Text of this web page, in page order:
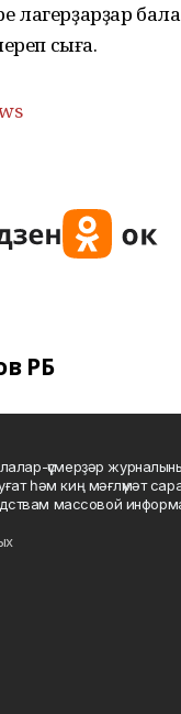
лагерҙарҙар
сыға.
РБ
үҫмерҙәр
һәм киң мәғлүмәт
массовой